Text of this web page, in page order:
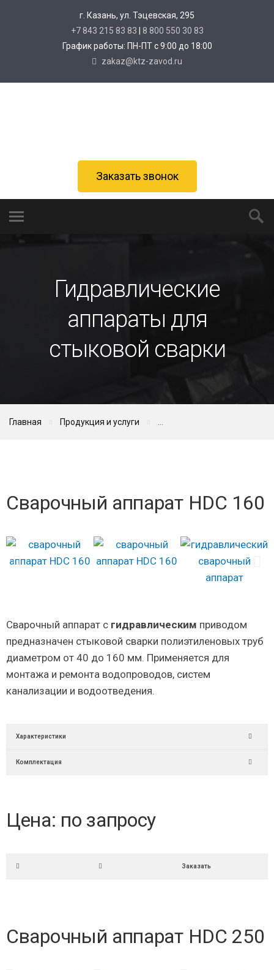
г. Казань, ул. Тэцевская, 295
+7 843 215 83 83
8 800 550 30 83
График работы: ПН-ПТ с 9:00 до 18:00
zakaz@ktz-zavod.ru
Заказать звонок
Гидравлические
аппараты для
стыковой сварки
Главная Продукция и услуги
Сварочный аппарат HDC 160
Сварочный аппарат с гидравлическим приводом
предназначен стыковой сварки полиэтиленовых труб
диаметром от 40 до 160 мм. Применяется для
монтажа и ремонта водопроводов, систем
канализации и водоотведения.
Характеристики
Комплектация
Цена: по запросу
Заказать
Сварочный аппарат HDC 250